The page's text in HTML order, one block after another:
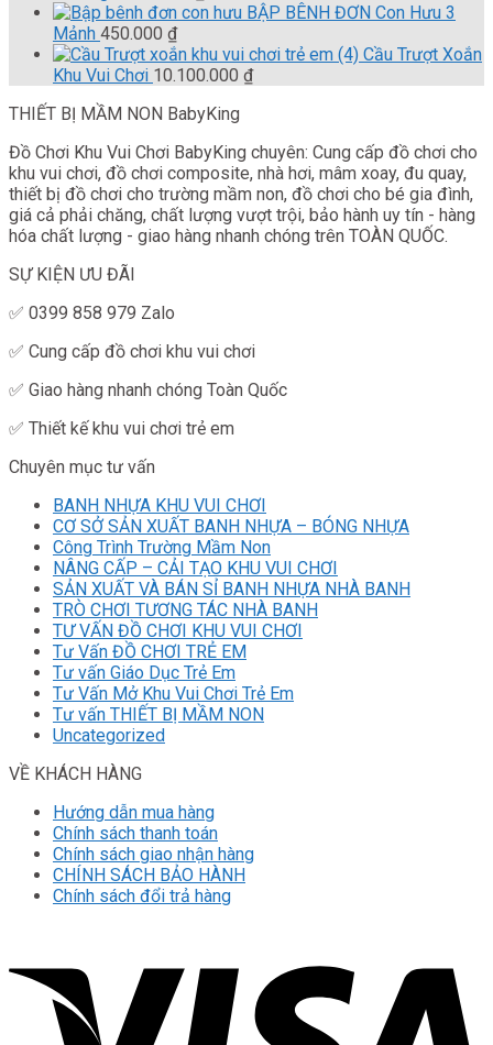
3.000.000 ₫.là:BẬP BÊNH ĐƠN Con Hưu 3
Mảnh 450.000 ₫
Cầu Trượt Xoắn
Khu Vui Chơi 10.100.000 ₫
THIẾT BỊ MẦM NON BabyKing
Đồ Chơi Khu Vui Chơi BabyKing chuyên: Cung cấp đồ chơi cho
khu vui chơi, đồ chơi composite, nhà hơi, mâm xoay, đu quay,
thiết bị đồ chơi cho trường mầm non, đồ chơi cho bé gia đình,
giá cả phải chăng, chất lượng vượt trội, bảo hành uy tín - hàng
hóa chất lượng - giao hàng nhanh chóng trên TOÀN QUỐC.
SỰ KIỆN ƯU ĐÃI
✅ 0399 858 979 Zalo
✅ Cung cấp đồ chơi khu vui chơi
✅ Giao hàng nhanh chóng Toàn Quốc
✅ Thiết kế khu vui chơi trẻ em
Chuyên mục tư vấn
BANH NHỰA KHU VUI CHƠI
CƠ SỞ SẢN XUẤT BANH NHỰA – BÓNG NHỰA
Công Trình Trường Mầm Non
NÂNG CẤP – CẢI TẠO KHU VUI CHƠI
SẢN XUẤT VÀ BÁN SỈ BANH NHỰA NHÀ BANH
TRÒ CHƠI TƯƠNG TÁC NHÀ BANH
TƯ VẤN ĐỒ CHƠI KHU VUI CHƠI
Tư Vấn ĐỒ CHƠI TRẺ EM
Tư vấn Giáo Dục Trẻ Em
Tư Vấn Mở Khu Vui Chơi Trẻ Em
Tư vấn THIẾT BỊ MẦM NON
Uncategorized
VỀ KHÁCH HÀNG
Hướng dẫn mua hàng
Chính sách thanh toán
Chính sách giao nhận hàng
CHÍNH SÁCH BẢO HÀNH
Chính sách đổi trả hàng